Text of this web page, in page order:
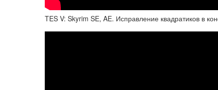
TES V: Skyrim SE, AE. Исправление квадратиков в